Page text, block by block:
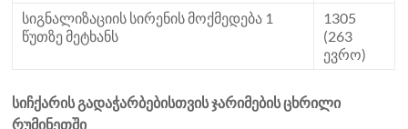
სიგნალიზაციის სირენის მოქმედება 1
წუთზე მეტხანს
1305
(263
ევრო)
სიჩქარის გადაჭარბებისთვის ჯარიმების ცხრილი
რუმინეთში